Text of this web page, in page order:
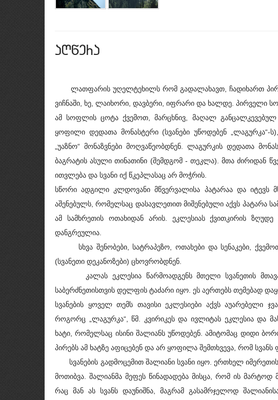
aRwera
ლათფარის უღელტეხილს რომ გადალახავთ, ჩადიხართ
ვიჩნაში, ხე, ლაიხორი, დავბერი, იფრარი და ხალდე. პირველი
ამ სოფლის ცოტა ქვემოთ, მარცხნივ, მაღალ
ყოფილი დედათა მონასტერი (სვანები უწოდებენ
„უაზნო“ მონაზვნები მოღვაწეობდნენ. ლაგურკის დედათა
ბაგრატის ასული თინათინი (შემდგომ - თეკლა). მთა ძირიდან
ითვლება და სვანი იქ წკეპლასაც არ მოჭრის.
სწორი ადგილი კლდოვანი მწვერვალისა პატარაა და იტევს
აშენებულს, რომელსაც დასავლეთით მიშენებული აქვს პატარა
ამ სამხრეთის ოთახიდან არის. ეკლესიას ქვითკირის
დანგრეულია.
სხვა შენობები, სატრაპეზო, ოთახები და სენაკები,
(სვანეთი დეკანოზები) ცხოვრობდნენ.
კალას ეკლესია წარმოადგენს მთელი სვანეთის
საბერძნეთისთვის დელფის ტაძარი იყო. ეს აერთებს თემებად
სვანების ყოველ თემს თავისი ეკლესიები აქვს აუარებელი
როგორც „ლაგურკა“, წმ. კვირიკეს და ივლიტას ეკლესია და
ხატი, რომელსაც ისინი შალიანს უწოდებენ. ამიტომაც დიდი
პირებს ამ ხატზე აფიცებენ და არ ყოფილა შემთხვევა, რომ
სვანების გადმოცემით შალიანი სვანი იყო. ერთხელ იმერეთის
მოთიბვა. შალიანმა მეფეს წინადადება მისცა, რომ ის
რაც მან ას სვანს დაუნიშნა, მაგრამ გასამრჯელოდ